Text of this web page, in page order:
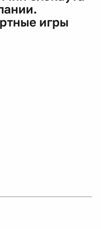
игры